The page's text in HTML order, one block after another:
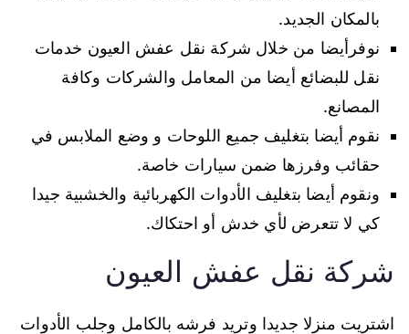
بالمكان الجديد.
نوفرأيضا من خلال شركة نقل عفش العيون خدمات
نقل للبضائع أيضا من المعامل والشركات وكافة
المصانع.
نقوم أيضا بتغليف جميع اللوحات و وضع الملابس في
حقائب وفرزها ضمن سيارات خاصة.
ونقوم أيضا بتغليف الأدوات الكهربائية والخشبية جيدا
كي لا تتعرض لأي خدش أو احتكاك.
شركة نقل عفش العيون
اشتريت منزلا جديدا وتريد فرشه بالكامل وجلب الأدوات